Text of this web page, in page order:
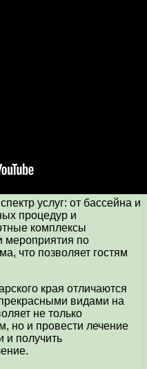
услуг: от бассейна и
процедур и
комплексы
мероприятия по
что позволяет гостям
края отличаются
видами на
не только
но и провести лечение
и получить